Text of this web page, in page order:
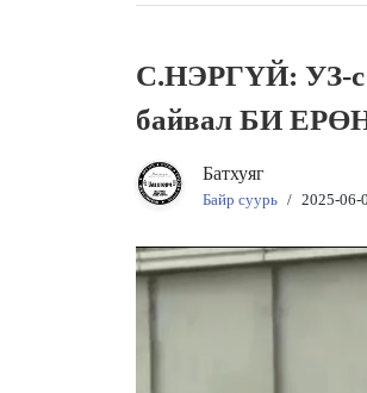
С.НЭРГҮЙ: УЗ-с
байвал БИ
Батхуяг
Байр суурь / 2025-06-